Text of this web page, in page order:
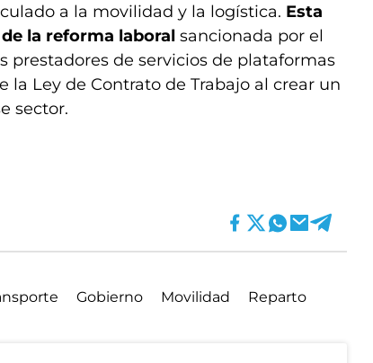
a la movilidad y la logística. Esta
la reforma laboral sancionada por el
prestadores de servicios de plataformas
Ley de Contrato de Trabajo al crear un
sector.
Gobierno Movilidad Reparto